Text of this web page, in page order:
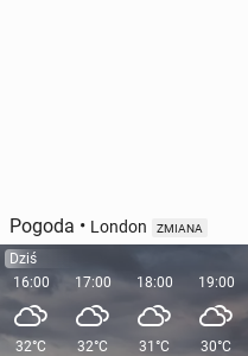
Pogoda • London ZMIANA
Dziś
16:00
32°C
17:00
32°C
18:00
31°C
19:00
30°C